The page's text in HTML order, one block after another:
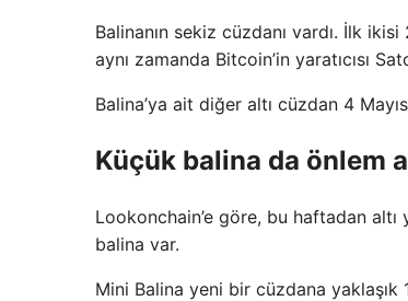
Balinanın sekiz cüzdanı vardı. İlk
aynı zamanda Bitcoin’in yaratıcısı
Balina’ya ait diğer altı cüzdan 4
Küçük balina da önlem
Lookonchain’e göre, bu haftadan
balina var.
Mini Balina yeni bir cüzdana